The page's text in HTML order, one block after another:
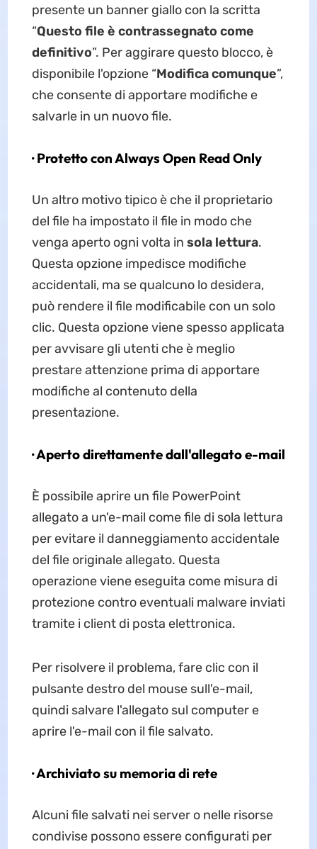
presente un banner giallo con la scritta
“Questo file è contrassegnato come
definitivo”. Per aggirare questo blocco, è
disponibile l'opzione “Modifica comunque”,
che consente di apportare modifiche e
salvarle in un nuovo file.
· Protetto con Always Open Read Only
Un altro motivo tipico è che il proprietario
del file ha impostato il file in modo che
venga aperto ogni volta in sola lettura.
Questa opzione impedisce modifiche
accidentali, ma se qualcuno lo desidera,
può rendere il file modificabile con un solo
clic. Questa opzione viene spesso applicata
per avvisare gli utenti che è meglio
prestare attenzione prima di apportare
modifiche al contenuto della
presentazione.
· Aperto direttamente dall'allegato e-mail
È possibile aprire un file PowerPoint
allegato a un'e-mail come file di sola lettura
per evitare il danneggiamento accidentale
del file originale allegato. Questa
operazione viene eseguita come misura di
protezione contro eventuali malware inviati
tramite i client di posta elettronica.
Per risolvere il problema, fare clic con il
pulsante destro del mouse sull'e-mail,
quindi salvare l'allegato sul computer e
aprire l'e-mail con il file salvato.
· Archiviato su memoria di rete
Alcuni file salvati nei server o nelle risorse
condivise possono essere configurati per